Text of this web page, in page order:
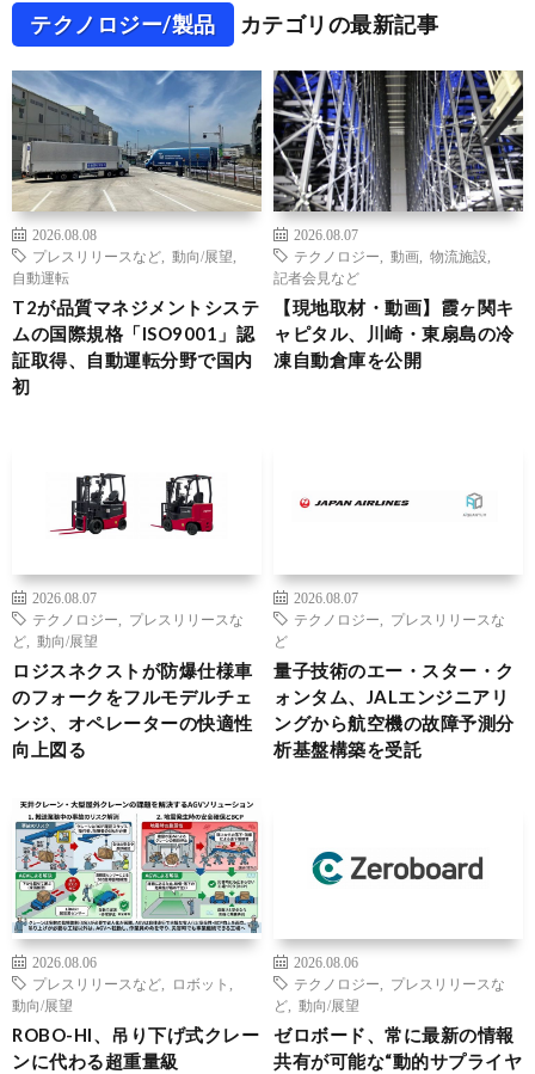
テクノロジー/製品 カテゴリの最新記事
2026.08.08
プレスリリースなど
動向/展望
自動運転
T2が品質マネジメントシステ
ムの国際規格「ISO9001」認
証取得、自動運転分野で国内
初
2026.08.07
テクノロジー
動画 物流施設
記者会見など
【現地取材・動画】霞ヶ関キ
ャピタル、川崎・東扇島の冷
凍自動倉庫を公開
2026.08.07
テクノロジー
プレスリリースな
ど
動向/展望
ロジスネクストが防爆仕様車
のフォークをフルモデルチェ
ンジ、オペレーターの快適性
向上図る
2026.08.07
テクノロジー
プレスリリースな
ど
量子技術のエー・スター・ク
ォンタム、JALエンジニアリ
ングから航空機の故障予測分
析基盤構築を受託
2026.08.06
プレスリリースなど
ロボット
動向/展望
ROBO-HI、吊り下げ式クレー
ンに代わる超重量級
2026.08.06
テクノロジー
プレスリリースな
ど
動向/展望
ゼロボード、常に最新の情報
共有が可能な“動的サプライヤ